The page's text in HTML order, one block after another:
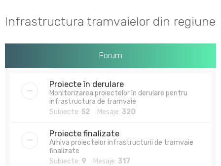
e
Infrastructura tramvaielor din regiune
Forum
Proiecte în derulare
Monitorizarea proiectelor în derulare pentru
infrastructura de tramvaie
Subiecte: 52 Mesaje: 320
Proiecte finalizate
Arhiva proiectelor infrastructurii de tramvaie
finalizate
Subiecte: 9 Mesaje: 317